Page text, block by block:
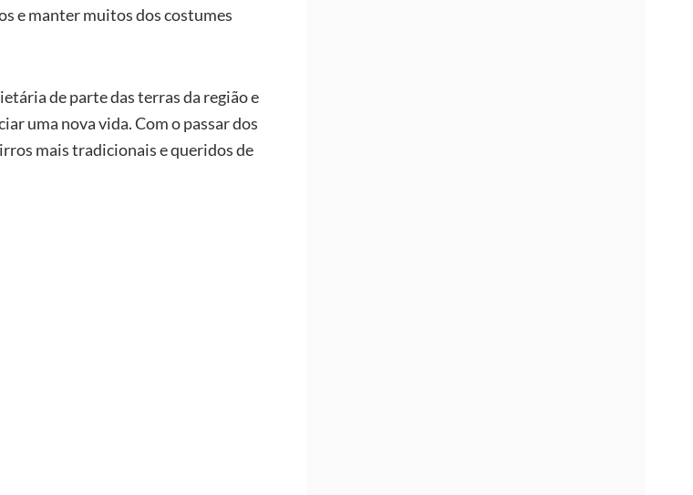
e manter muitos dos costumes
de parte das terras da região e
uma nova vida. Com o passar dos
mais tradicionais e queridos de